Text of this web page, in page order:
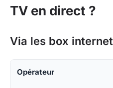
TV en direct ?
Via les box internet
Opérateur